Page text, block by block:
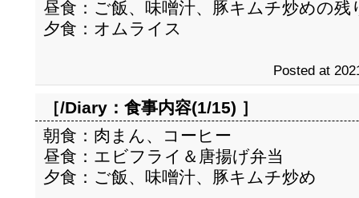
昼食：ご飯、味噌汁、豚キムチ炒めの残
夕食：オムライス
Posted at
［/Diary： 食事内容(1/15) ］
朝食：肉まん、コーヒー
昼食：エビフライ＆唐揚げ弁当
夕食：ご飯、味噌汁、豚キムチ炒め